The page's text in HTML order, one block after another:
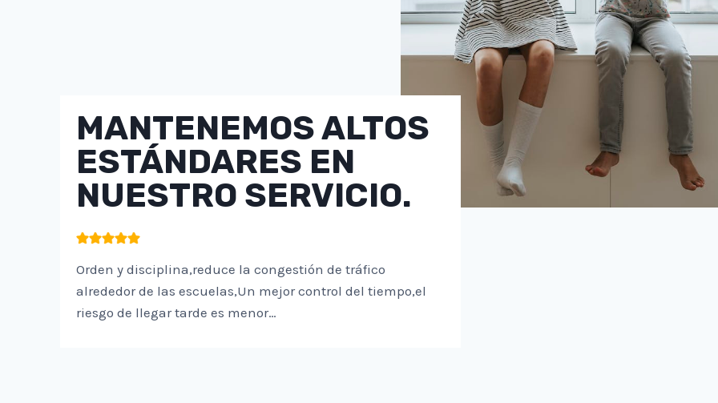
MANTENEMOS ALTOS
ESTÁNDARES EN
NUESTRO SERVICIO.​
Orden y disciplina,reduce la congestión de tráfico
alrededor de las escuelas,Un mejor control del tiempo,el
riesgo de llegar tarde es menor…